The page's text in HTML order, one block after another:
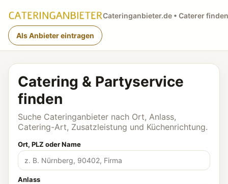
Cateringanbieter.de • Caterer
Als Anbieter eintragen
Catering & Partyservice
finden
Suche Cateringanbieter nach Ort, Anlass,
Catering-Art, Zusatzleistung und Küchenrichtung.
Ort, PLZ oder Name
Anlass